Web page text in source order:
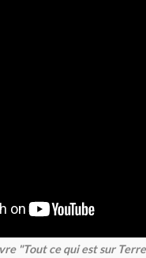
"Tout ce qui est sur